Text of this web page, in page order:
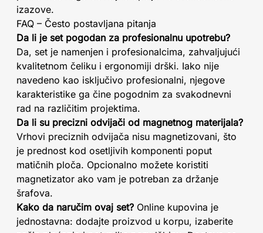
izazove.
FAQ – Često postavljana pitanja
Da li je set pogodan za profesionalnu upotrebu?
Da, set je namenjen i profesionalcima, zahvaljujući
kvalitetnom čeliku i ergonomiji drški. Iako nije
navedeno kao isključivo profesionalni, njegove
karakteristike ga čine pogodnim za svakodnevni
rad na različitim projektima.
Da li su precizni odvijači od magnetnog materijala?
Vrhovi preciznih odvijača nisu magnetizovani, što
je prednost kod osetljivih komponenti poput
matičnih ploča. Opcionalno možete koristiti
magnetizator ako vam je potreban za držanje
šrafova.
Kako da naručim ovaj set? Online kupovina je
jednostavna: dodajte proizvod u korpu, izaberite